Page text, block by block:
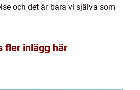
och det är bara vi själva som
fler inlägg här